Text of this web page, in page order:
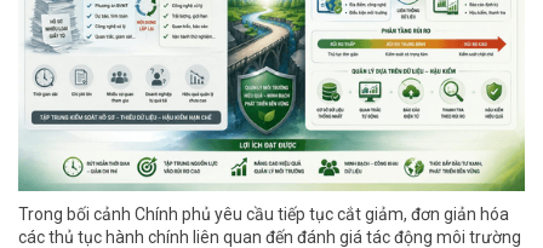
Trong bối cảnh Chính phủ yêu cầu tiếp tục cắt giảm, đơn giản hóa
các thủ tục hành chính liên quan đến đánh giá tác động môi trường